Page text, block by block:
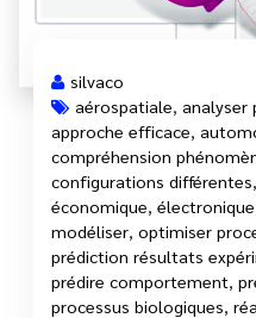
silvaco
aérospatiale, analyser
approche efficace,
compréhension
configurations différentes,
économique, électronique
modéliser, optimiser
prédiction résultats
prédire comportement,
processus biologiques,